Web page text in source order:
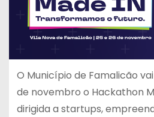
O Município de Famalicão
de novembro o Hackathon
dirigida a startups,